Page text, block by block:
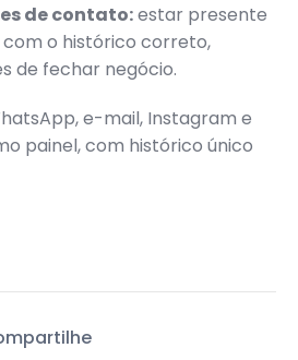
de contato:estar presente
o histórico correto,
de fechar negócio.
e-mail, Instagram e
painel, com histórico único